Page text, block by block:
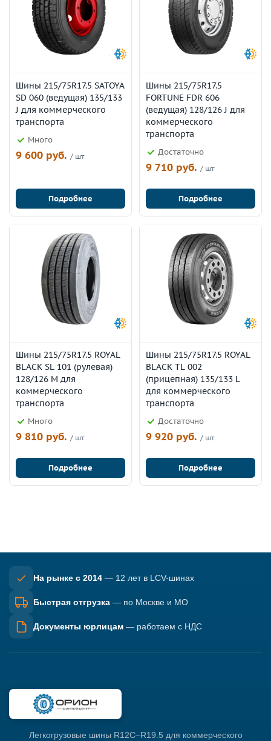
Шины 215/75R17.5 SATOYA
SD 060 (ведущая) 135/133
J для коммерческого
транспорта
Много
9 600 руб. / шт
Подробнее
Шины 215/75R17.5
FORTUNE FDR 606
(ведущая) 128/126 J для
коммерческого
транспорта
Достаточно
9 710 руб. / шт
Подробнее
Шины 215/75R17.5 ROYAL
BLACK SL 101 (рулевая)
128/126 M для
коммерческого
транспорта
Много
9 810 руб. / шт
Подробнее
Шины 215/75R17.5 ROYAL
BLACK TL 002
(прицепная) 135/133 L
для коммерческого
транспорта
Достаточно
9 920 руб. / шт
Подробнее
На рынке с 2014 — 12 лет в LCV-шинах
Быстрая отгрузка — по Москве и МО
Документы юрлицам — работаем с НДС
Легкогрузовые шины R12C–R19.5 для коммерческого